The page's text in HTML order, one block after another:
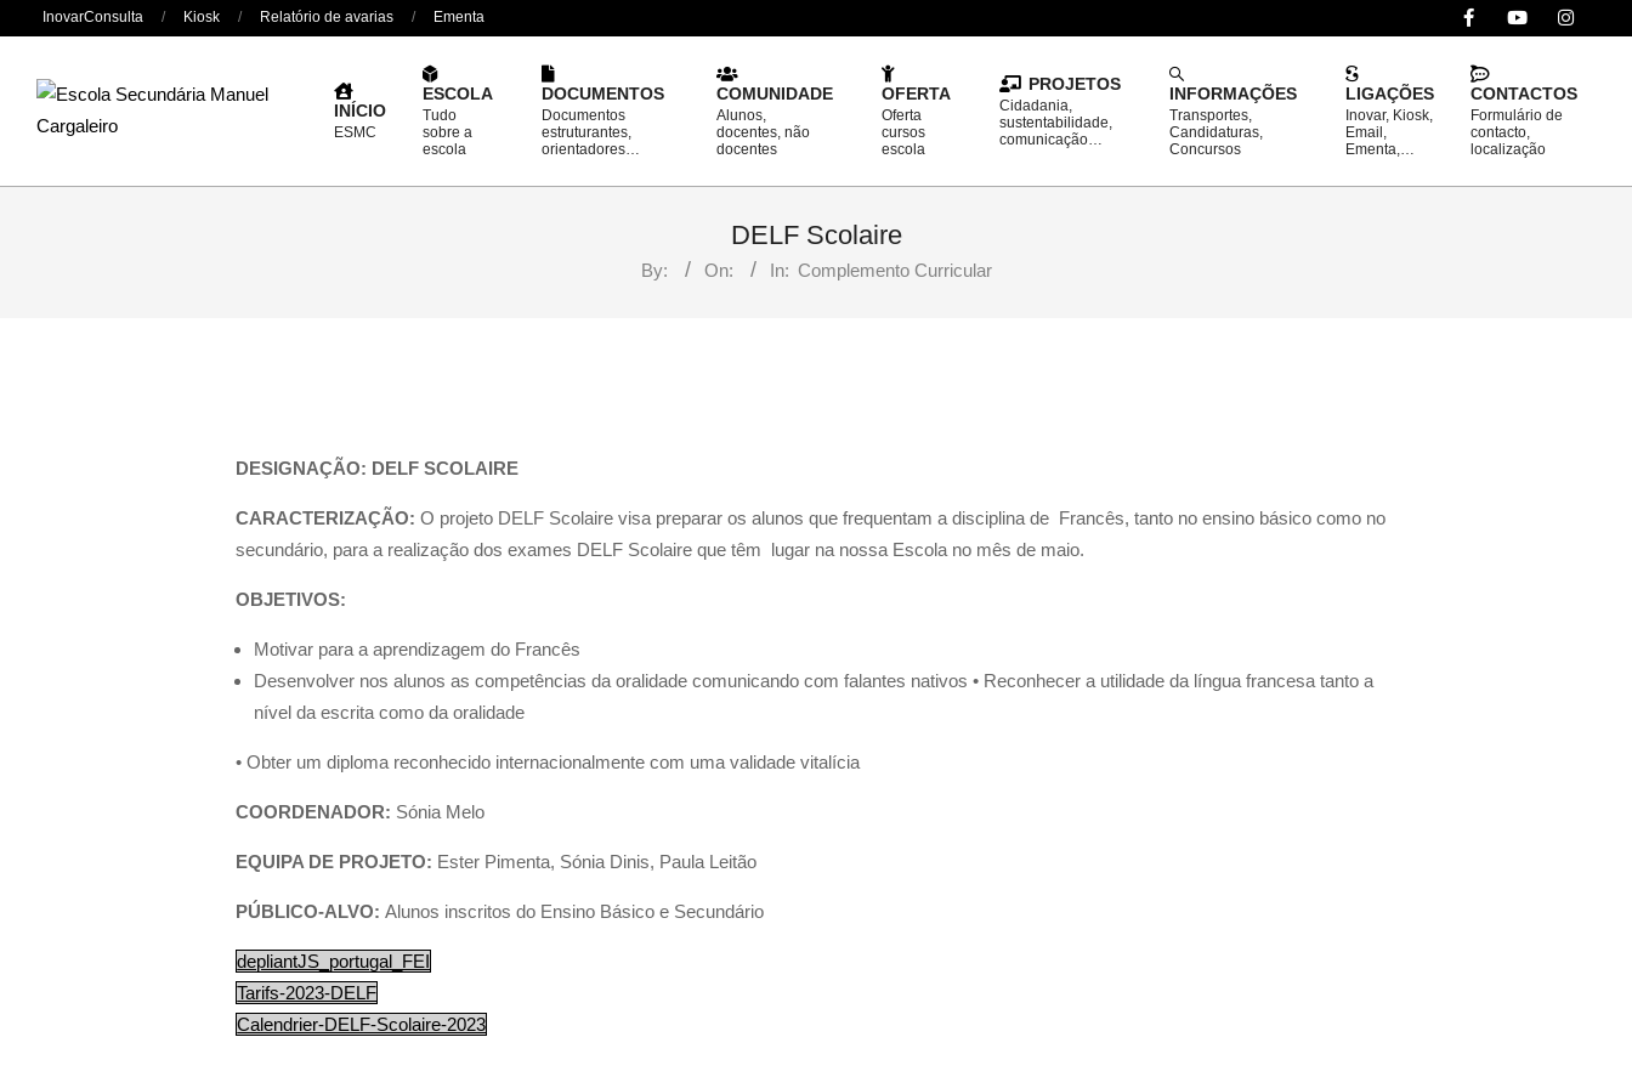
content
InovarConsulta Kiosk Relatório de avarias Ementa
INÍCIO
ESMC
ESCOLA
Tudo
sobre a
escola
DOCUMENTOS
Documentos
estruturantes,
orientadores…
COMUNIDADE
Alunos,
docentes, não
docentes
OFERTA
Oferta
cursos
escola
PROJETOS
Cidadania,
sustentabilidade,
comunicação…
INFORMAÇÕES
Transportes,
Candidaturas,
Concursos
LIGAÇÕES
Inovar, Kiosk,
Email,
Ementa,…
CONTACTOS
Formulário de
contacto,
localização
DELF Scolaire
By: On: In: Complemento Curricular
DESIGNAÇÃO: DELF SCOLAIRE
CARACTERIZAÇÃO:O projeto DELF Scolaire visa preparar os alunos que frequentam a disciplina de Francês, tanto no ensino básico como no
secundário, para a realização dos exames DELF Scolaire que têm lugar na nossa Escola no mês de maio.
OBJETIVOS:
Motivar para a aprendizagem do Francês
Desenvolver nos alunos as competências da oralidade comunicando com falantes nativos• Reconhecer a utilidade da língua francesa tanto a
nível da escrita como da oralidade
•Obter um diploma reconhecido internacionalmente com uma validade vitalícia
COORDENADOR: Sónia Melo
EQUIPA DE PROJETO: Ester Pimenta, Sónia Dinis, Paula Leitão
PÚBLICO-ALVO:Alunos inscritos do Ensino Básico e Secundário
depliantJS_portugal_FEI
Tarifs-2023-DELF
Calendrier-DELF-Scolaire-2023